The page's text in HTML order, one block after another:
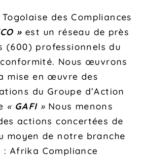
des Compliances
» est un réseau de près
(600) professionnels du
Nous œuvrons
mise en œuvre des
du Groupe d’Action
« GAFI » Nous menons
actions concertées de
moyen de notre branche
: Afrika Compliance